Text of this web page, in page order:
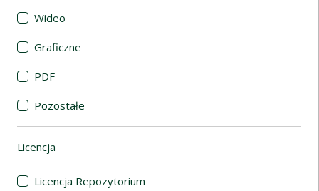
Wideo
Graficzne
PDF
Pozostałe
Licencja
Licencja Repozytorium